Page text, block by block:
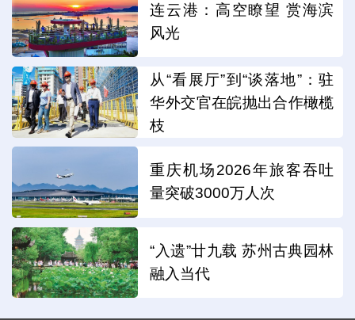
连云港：高空瞭望 赏海滨
风光
从“看展厅”到“谈落地”：驻
华外交官在皖抛出合作橄榄
枝
重庆机场2026年旅客吞吐
量突破3000万人次
“入遗”廿九载 苏州古典园林
融入当代